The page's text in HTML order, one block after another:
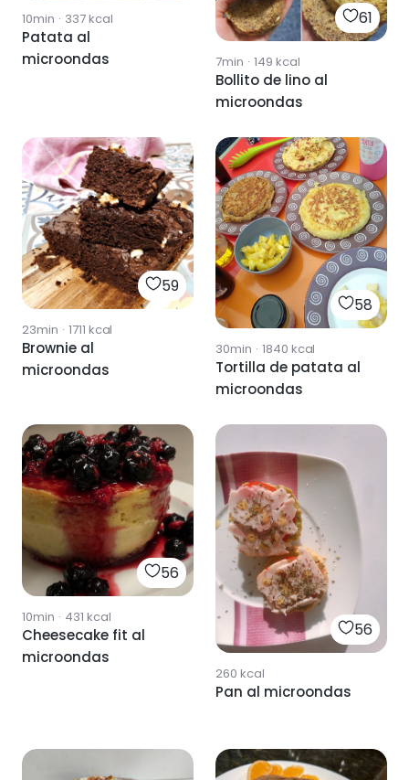
10min · 337kcal
Patata al
microondas
61
7min · 149 kcal
Bollito de lino al
microondas
59
23min · 1711 kcal
Brownie al
microondas
58
30min · 1840 kcal
Tortilla de patata al
microondas
56
10min · 431 kcal
Cheesecake fit al
microondas
56
260 kcal
Pan al microondas